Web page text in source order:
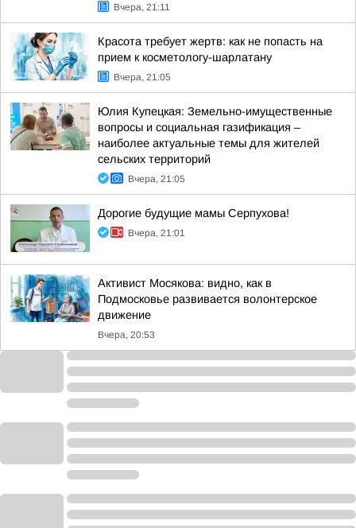
Вчера, 21:11
Красота требует жертв: как не попасть на
прием к косметологу-шарлатану
Вчера, 21:05
Юлия Купецкая: Земельно-имущественные
вопросы и социальная газификация –
наиболее актуальные темы для жителей
сельских территорий
Вчера, 21:05
Дорогие будущие мамы Серпухова!
Вчера, 21:01
Активист Мосякова: видно, как в
Подмосковье развивается волонтерское
движение
Вчера, 20:53